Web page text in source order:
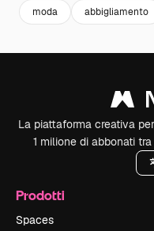
moda abbigliamento
La piattaforma creativa
1 milione di abbonati
Prodotti
Spaces